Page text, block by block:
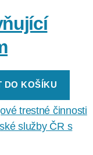
DO KOŠÍKU